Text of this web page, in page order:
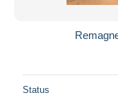
Status